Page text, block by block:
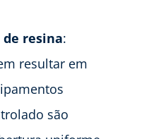
resina:
resultar em
são